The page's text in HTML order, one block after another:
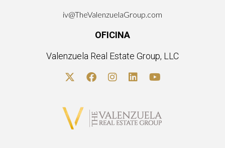
iv@TheValenzuelaGroup.com
OFICINA
Valenzuela Real Estate Group, LLC